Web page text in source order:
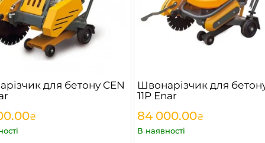
для бетону CEN
₴
Швонарізчик для
11P Enar
84 000.00₴
В наявності